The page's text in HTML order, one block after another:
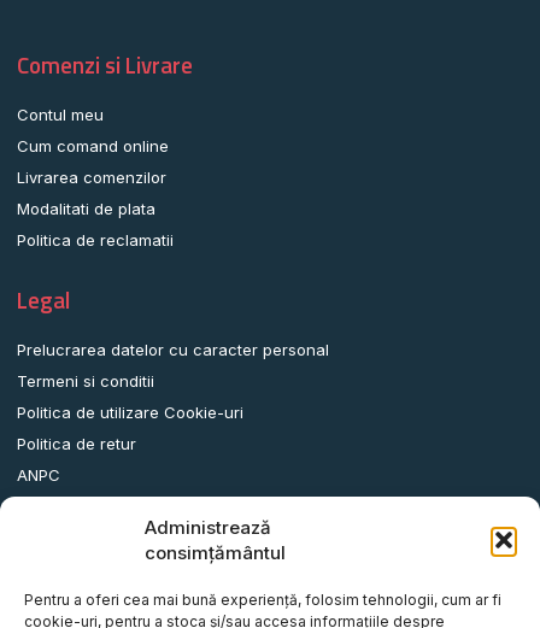
Administrează
consimțământul
Pentru a oferi cea mai bună experiență, folosim tehnologii, cum ar fi
cookie-uri, pentru a stoca și/sau accesa informațiile despre
Comenzi si Livrare
Contul meu
Cum comand online
Livrarea comenzilor
Modalitati de plata
Politica de reclamatii
Legal
Prelucrarea datelor cu caracter personal
Termeni si conditii
Politica de utilizare Cookie-uri
Politica de retur
ANPC
info@remorci-platforme.ro